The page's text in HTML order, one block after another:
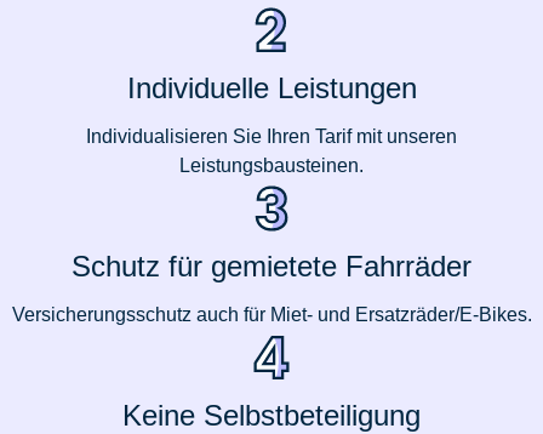
Individuelle Leistungen
Individualisieren Sie Ihren Tarif mit unseren
Leistungsbausteinen.
Schutz für gemietete Fahrräder
Versicherungsschutz auch für Miet- und Ersatzräder/E-Bikes.
Keine Selbstbeteiligung